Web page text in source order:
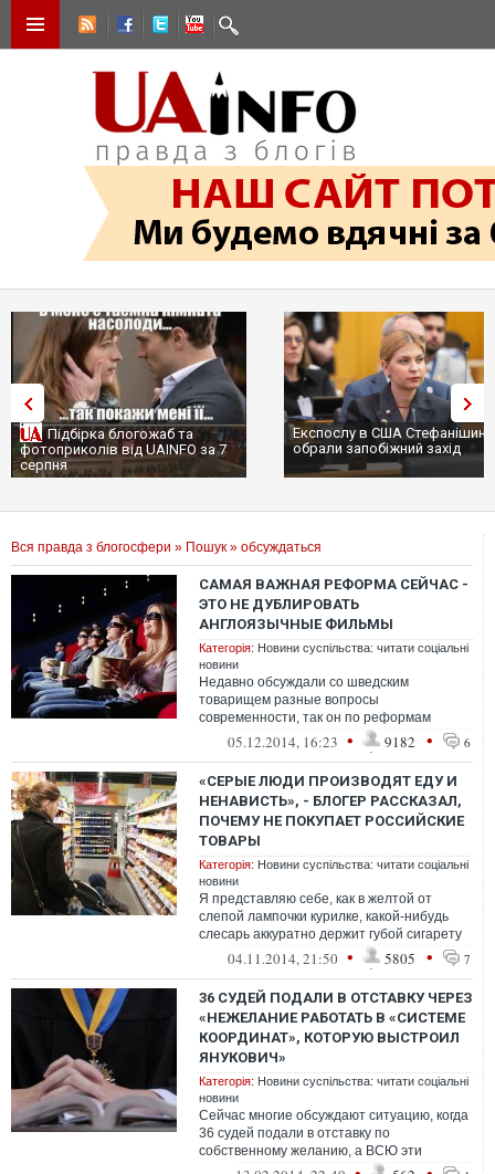
Підбірка блогожаб та
фотоприколів від UAINFO за 7
серпня
Експослу в США
обрали запобіжний захід
Вся правда з блогосфери » Пошук » обсуждаться
САМАЯ ВАЖНАЯ РЕФОРМА СЕЙЧАС -
ЭТО НЕ ДУБЛИРОВАТЬ
АНГЛОЯЗЫЧНЫЕ ФИЛЬМЫ
Категорія: Новини суспільства: читати соціальні
новини
Недавно обсуждали со шведским
товарищем разные вопросы
современности, так он по реформам
сказал следующее. Говорит, самая важная
реформа сейчас - это ...
05.12.2014, 16:23 • 9182 • 6
«СЕРЫЕ ЛЮДИ ПРОИЗВОДЯТ ЕДУ И
НЕНАВИСТЬ», - БЛОГЕР РАССКАЗАЛ,
ПОЧЕМУ НЕ ПОКУПАЕТ РОССИЙСКИЕ
ТОВАРЫ
Категорія: Новини суспільства: читати соціальні
новини
Я представляю себе, как в желтой от
слепой лампочки курилке, какой-нибудь
слесарь аккуратно держит губой сигарету
Winston и обсуждает меня со сво...
04.11.2014, 21:50 • 5805 • 7
36 СУДЕЙ ПОДАЛИ В ОТСТАВКУ ЧЕРЕЗ
«НЕЖЕЛАНИЕ РАБОТАТЬ В «СИСТЕМЕ
КООРДИНАТ», КОТОРУЮ ВЫСТРОИЛ
ЯНУКОВИЧ»
Категорія: Новини суспільства: читати соціальні
новини
Сейчас многие обсуждают ситуацию, когда
36 судей подали в отставку по
собственному желанию, а ВСЮ эти
заявления удовлетворил. У меня